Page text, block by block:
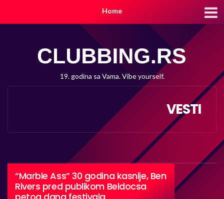
Home
19. godina sa Vama. Vibe yourself.
VESTI
“Marble Ass” 30 godina kasnije, Ben
Rivers pred publikom Beldocsa